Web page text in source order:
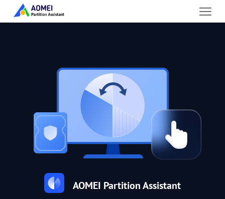
AOMEI Partition Assistant